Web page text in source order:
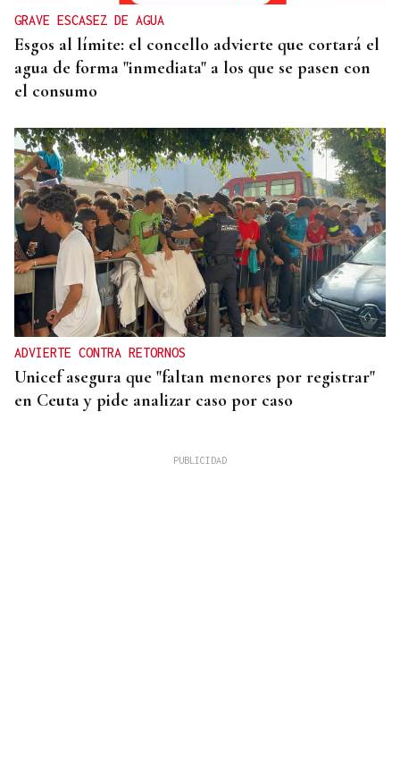
GRAVE ESCASEZ DE AGUA
Esgos al límite: el concello advierte que cortará el
agua de forma "inmediata" a los que se pasen con
el consumo
ADVIERTE CONTRA RETORNOS
Unicef asegura que "faltan menores por registrar"
en Ceuta y pide analizar caso por caso